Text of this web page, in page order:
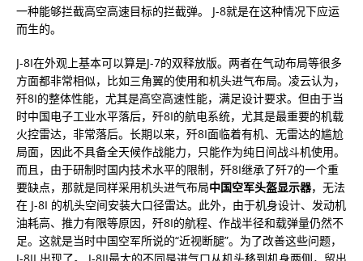
一种能够拦截高空高速目标的拦截弹。 J-8就是在这种情况下应运
而生的。
J-8I在外观上基本可以算是J-7的双释放版。两者在气动布局等很多
方面都非常相似，比如三角翼的使用和机头进气布局。凌云认为，
歼8I的整体性能，尤其是高空高速性能，满足设计要求。但由于当
时中国电子工业水平落后，歼8I的航电系统，尤其是最重要的机载
火控雷达，非常落后。长期以来，歼8I面临着有机、无雷达的尴尬
局面，因此不具备全天候作战能力，只能作为纯日间战斗机使用。
而且，由于研制时国内技术水平的限制，歼8I继承了歼7的一个重
要缺点，那就是同样采用机头进气布局中国空军头盔显示器，无法
在 J-8I 的机头空间安装大口径雷达。此外，由于机身设计、发动机
油耗高、推力有限等原因，歼8I的航程、作战半径和载弹量仍然不
足。这就是当时中国空军所说的“近视断腿”。为了改善这些问题，